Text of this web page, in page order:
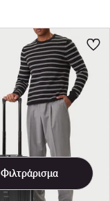
Φιλτράρισμα